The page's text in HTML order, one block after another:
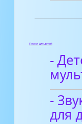
Песни для детей
-
-
для